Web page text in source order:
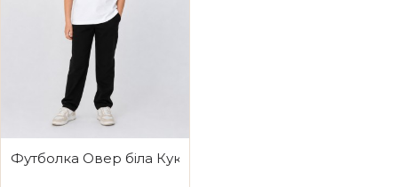
Футболка Овер біла Кукусі треба відпочинок